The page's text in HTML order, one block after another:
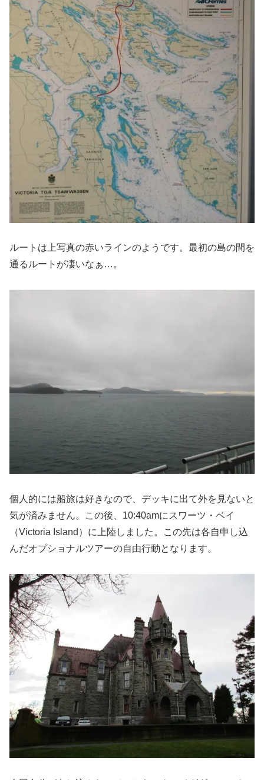
ルートは上写真の赤いラインのようです。最初の島の間を
通るルートが凄いなぁ…。
個人的には船旅は好きなので、デッキに出て外を見ないと
気が済みません。この後、10:40amにスワーツ・ベイ
（Victoria Island）に上陸しました。この先は各自申し込
んだオプショナルツアーの自由行動となります。